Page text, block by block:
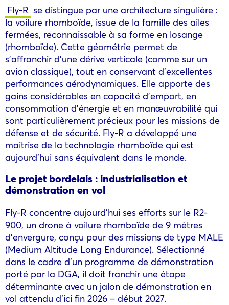
Fly-R se distingue par une architecture singulière :
la voilure rhomboïde, issue de la famille des ailes
fermées, reconnaissable à sa forme en losange
(rhomboïde). Cette géométrie permet de
s’affranchir d’une dérive verticale (comme sur un
avion classique), tout en conservant d’excellentes
performances aérodynamiques. Elle apporte des
gains considérables en capacité d’emport, en
consommation d’énergie et en manœuvrabilité qui
sont particulièrement précieux pour les missions de
défense et de sécurité. Fly-R a développé une
maitrise de la technologie rhomboïde qui est
aujourd’hui sans équivalent dans le monde.
Le projet bordelais : industrialisation et
démonstration en vol
Fly-R concentre aujourd’hui ses efforts sur le R2-
900, un drone à voilure rhomboïde de 9 mètres
d’envergure, conçu pour des missions de type MALE
(Medium Altitude Long Endurance). Sélectionné
dans le cadre d’un programme de démonstration
porté par la DGA, il doit franchir une étape
déterminante avec un jalon de démonstration en
vol attendu d’ici fin 2026 – début 2027.